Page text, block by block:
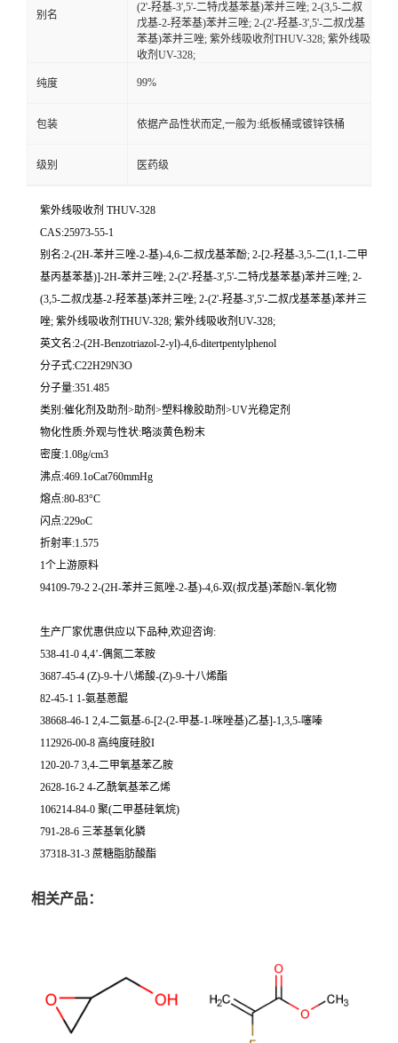
别名
(2'-羟基-3',5'-二特戊基苯基)苯并三唑; 2-(3,5-二叔
戊基-2-羟苯基)苯并三唑; 2-(2'-羟基-3',5'-二叔戊基
苯基)苯并三唑; 紫外线吸收剂THUV-328; 紫外线吸
收剂UV-328;
纯度 99%
包装 依据产品性状而定,一般为:纸板桶或镀锌铁桶
级别 医药级
紫外线吸收剂 THUV-328
CAS:25973-55-1
别名:2-(2H-苯并三唑-2-基)-4,6-二叔戊基苯酚; 2-[2-羟基-3,5-二(1,1-二甲
基丙基苯基)]-2H-苯并三唑; 2-(2'-羟基-3',5'-二特戊基苯基)苯并三唑; 2-
(3,5-二叔戊基-2-羟苯基)苯并三唑; 2-(2'-羟基-3',5'-二叔戊基苯基)苯并三
唑; 紫外线吸收剂THUV-328; 紫外线吸收剂UV-328;
英文名:2-(2H-Benzotriazol-2-yl)-4,6-ditertpentylphenol
分子式:C22H29N3O
分子量:351.485
类别:催化剂及助剂>助剂>塑料橡胶助剂>UV光稳定剂
物化性质:外观与性状:略淡黄色粉末
密度:1.08g/cm3
沸点:469.1oCat760mmHg
熔点:80-83°C
闪点:229oC
折射率:1.575
1个上游原料
94109-79-2 2-(2H-苯并三氮唑-2-基)-4,6-双(叔戊基)苯酚N-氧化物
生产厂家优惠供应以下品种,欢迎咨询:
538-41-0 4,4’-偶氮二苯胺
3687-45-4 (Z)-9-十八烯酸-(Z)-9-十八烯酯
82-45-1 1-氨基蒽醌
38668-46-1 2,4-二氨基-6-[2-(2-甲基-1-咪唑基)乙基]-1,3,5-噻嗪
112926-00-8 高纯度硅胶I
120-20-7 3,4-二甲氧基苯乙胺
2628-16-2 4-乙酰氧基苯乙烯
106214-84-0 聚(二甲基硅氧烷)
791-28-6 三苯基氧化膦
37318-31-3 蔗糖脂肪酸酯
相关产品：